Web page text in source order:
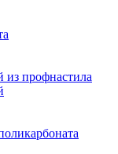
из профнастила